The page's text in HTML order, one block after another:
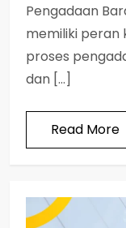
Pengadaan
memiliki peran
proses
dan […]
Read More